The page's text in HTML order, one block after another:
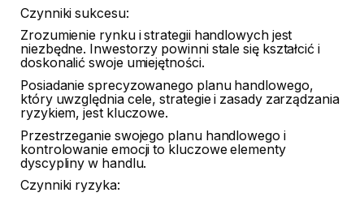
Czynniki sukcesu:
Zrozumienie rynku i strategii handlowych jest
niezbędne. Inwestorzy powinni stale się kształcić i
doskonalić swoje umiejętności.
Posiadanie sprecyzowanego planu handlowego,
który uwzględnia cele, strategie i zasady zarządzania
ryzykiem, jest kluczowe.
Przestrzeganie swojego planu handlowego i
kontrolowanie emocji to kluczowe elementy
dyscypliny w handlu.
Czynniki ryzyka: